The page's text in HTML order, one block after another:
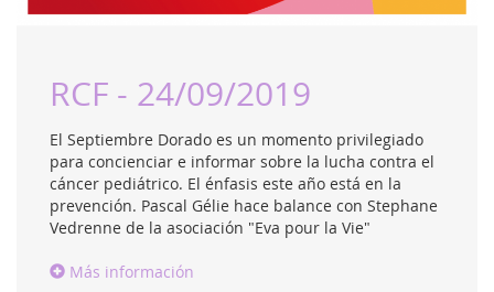
RCF - 24/09/2019
El Septiembre Dorado es un momento privilegiado
para concienciar e informar sobre la lucha contra el
cáncer pediátrico. El énfasis este año está en la
prevención. Pascal Gélie hace balance con Stephane
Vedrenne de la asociación "Eva pour la Vie"
Más información